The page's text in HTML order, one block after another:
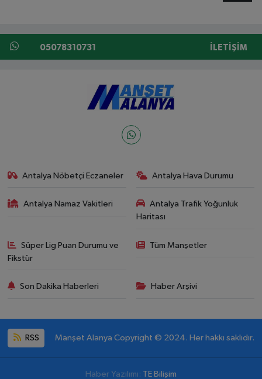
05078310731 İLETIŞIM
Antalya Nöbetçi Eczaneler Antalya Hava Durumu
Antalya Namaz Vakitleri
Antalya Trafik Yoğunluk
Haritası
Süper Lig Puan Durumu ve
Fikstür
Tüm Manşetler
Son Dakika Haberleri Haber Arşivi
RSS Manşet Alanya Copyright © 2024. Her hakkı saklıdır.
Haber Yazılımı: TE Bilişim